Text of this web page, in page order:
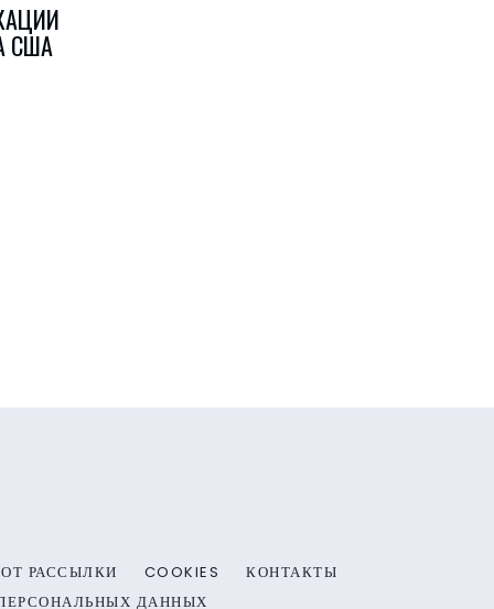
США
РАССЫЛКИ COOKIES
КОНТАКТЫ
ДАННЫХ